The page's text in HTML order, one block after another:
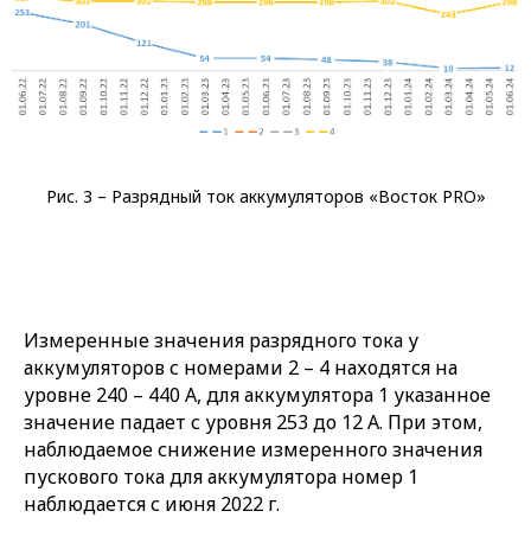
Рис. 3 – Разрядный ток аккумуляторов «Восток PRO»
Измеренные значения разрядного тока у
аккумуляторов с номерами 2 – 4 находятся на
уровне 240 – 440 А, для аккумулятора 1 указанное
значение падает с уровня 253 до 12 А. При этом,
наблюдаемое снижение измеренного значения
пускового тока для аккумулятора номер 1
наблюдается с июня 2022 г.